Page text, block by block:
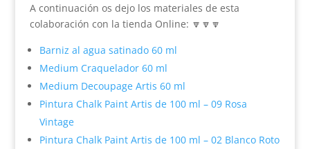
A continuación os dejo los materiales de esta
colaboración con la tienda Online: 🔽🔽🔽
Barniz al agua satinado 60 ml
Medium Craquelador 60 ml
Medium Decoupage Artis 60 ml
Pintura Chalk Paint Artis de 100 ml – 09 Rosa
Vintage
Pintura Chalk Paint Artis de 100 ml – 02 Blanco Roto